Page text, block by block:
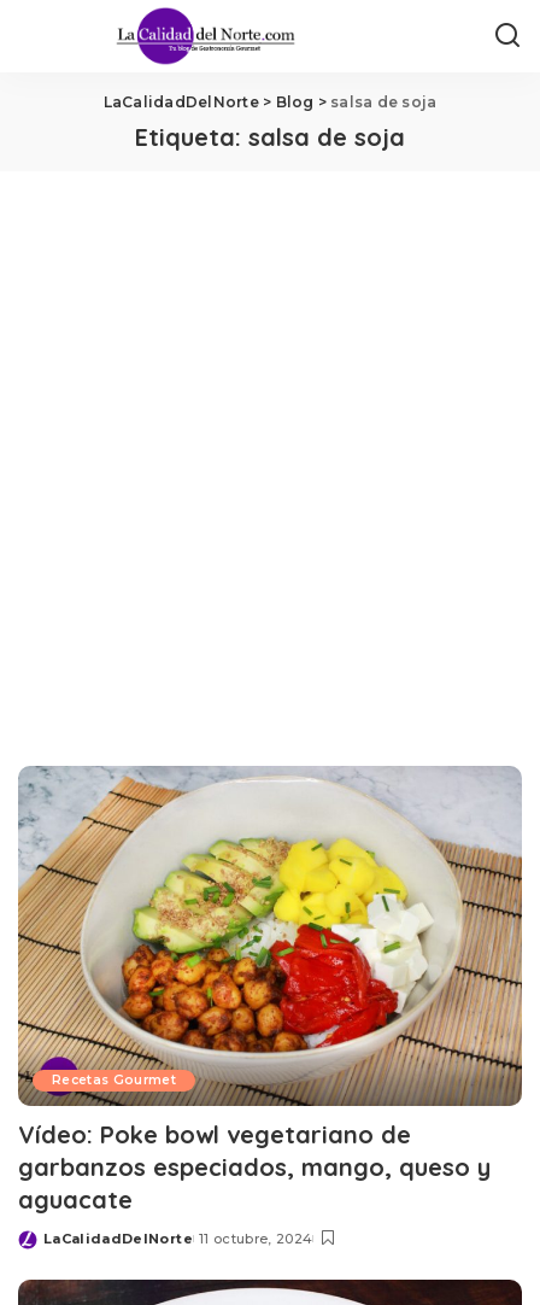
LaCalidadDelNorte> Blog > salsa de soja
Etiqueta: salsa de soja
Recetas Gourmet
Vídeo: Poke bowl vegetariano de
garbanzos especiados, mango, queso y
aguacate
Posted
LaCalidadDelNorte 11 octubre, 2024